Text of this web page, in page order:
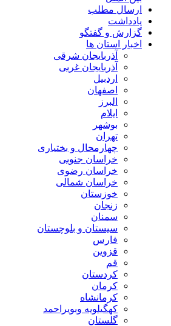
ارسال مطلب
یادداشت
گزارش و گفتگو
اخبار استان ها
آذربایجان شرقی
آذربایجان غربی
اردبیل
اصفهان
البرز
ایلام
بوشهر
تهران
چهارمحال و بختیاری
خراسان جنوبی
خراسان رضوی
خراسان شمالی
خوزستان
زنجان
سمنان
سیستان و بلوچستان
فارس
قزوین
قم
کردستان
کرمان
کرمانشاه
کهگیلویه وبویراحمد
گلستان